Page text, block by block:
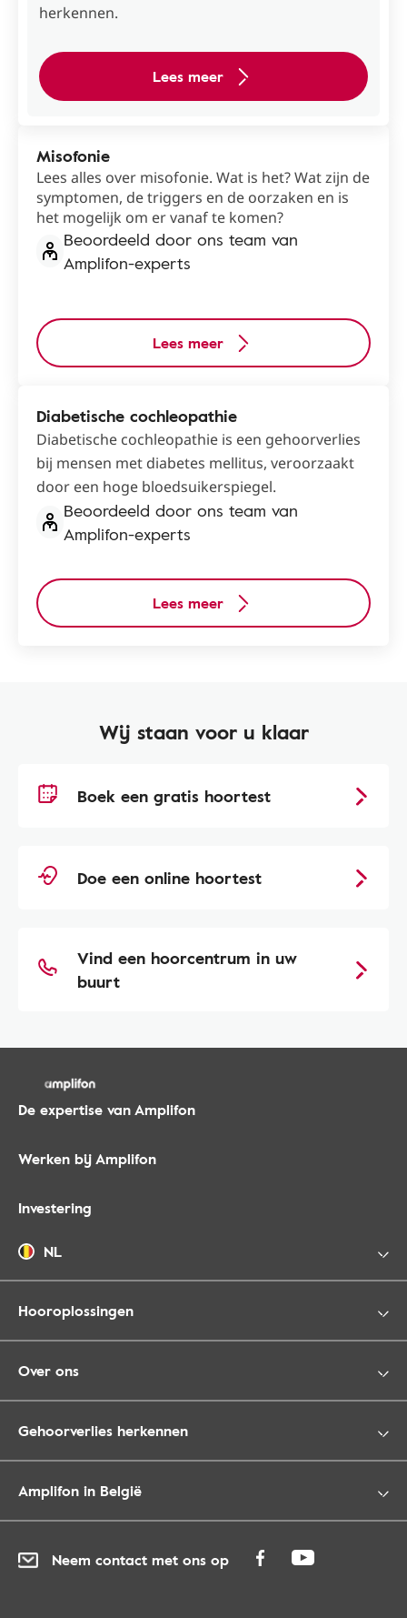
herkennen.
Lees meer
Misofonie
Lees alles over misofonie. Wat is het? Wat zijn de
symptomen, de triggers en de oorzaken en is
het mogelijk om er vanaf te komen?
Beoordeeld door ons team van
Amplifon-experts
Lees meer
Diabetische cochleopathie
Diabetische cochleopathie is een gehoorverlies
bij mensen met diabetes mellitus, veroorzaakt
door een hoge bloedsuikerspiegel.
Beoordeeld door ons team van
Amplifon-experts
Lees meer
Wij staan voor u klaar
Boek een gratis hoortest
Doe een online hoortest
Vind een hoorcentrum in uw
buurt
De expertise van Amplifon
Werken bij Amplifon
Investering
NL
Hooroplossingen
Over ons
Gehoorverlies herkennen
Amplifon in België
Neem contact met ons op